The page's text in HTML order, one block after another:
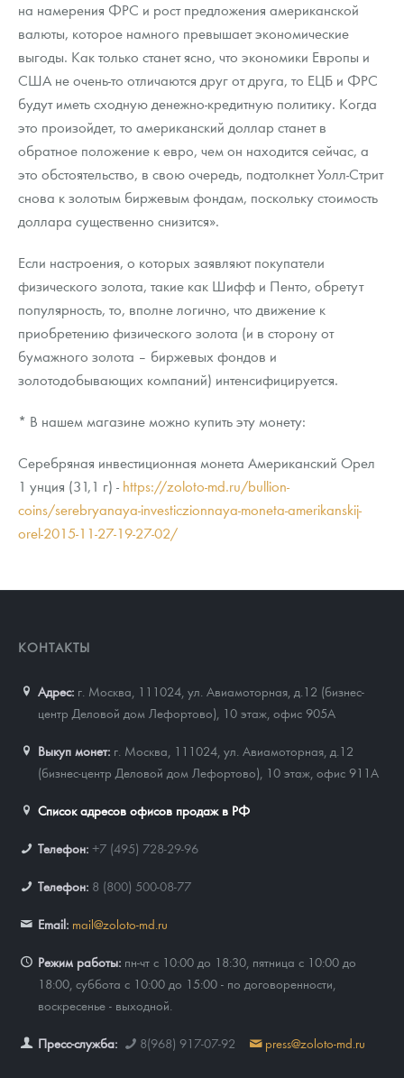
на намерения ФРС и рост предложения американской
валюты, которое намного превышает экономические
выгоды. Как только станет ясно, что экономики Европы и
США не очень-то отличаются друг от друга, то ЕЦБ и ФРС
будут иметь сходную денежно-кредитную политику. Когда
это произойдет, то американский доллар станет в
обратное положение к евро, чем он находится сейчас, а
это обстоятельство, в свою очередь, подтолкнет Уолл-Стрит
снова к золотым биржевым фондам, поскольку стоимость
доллара существенно снизится».
Если настроения, о которых заявляют покупатели
физического золота, такие как Шифф и Пенто, обретут
популярность, то, вполне логично, что движение к
приобретению физического золота (и в сторону от
бумажного золота – биржевых фондов и
золотодобывающих компаний) интенсифицируется.
* В нашем магазине можно купить эту монету:
Серебряная инвестиционная монета Американский Орел
1 унция (31,1 г) - https://zoloto-md.ru/bullion-
coins/serebryanaya-investiczionnaya-moneta-amerikanskij-
orel-2015-11-27-19-27-02/
КОНТАКТЫ
Адрес: г. Москва, 111024 ул. Авиамоторная, д.12 (бизнес-
центр Деловой дом Лефортово), 10 этаж, офис 905А
Выкуп монет: г. Москва, 111024, ул. Авиамоторная, д.12
(бизнес-центр Деловой дом Лефортово), 10 этаж, офис 911А
Список адресов офисов продаж в РФ
Телефон: +7 (495) 728-29-96
Телефон: 8 (800) 500-08-77
Email: mail@zoloto-md.ru
Режим работы: пн-чт с 10:00 до 18:30, пятница с 10:00 до
18:00, суббота с 10:00 до 15:00 - по договоренности,
воскресенье - выходной.
Пресс-служба: 8(968) 917-07-92 press@zoloto-md.ru